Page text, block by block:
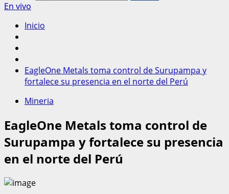
En vivo
Inicio
EagleOne Metals toma control de Surupampa y
fortalece su presencia en el norte del Perú
Mineria
EagleOne Metals toma control de
Surupampa y fortalece su presencia
en el norte del Perú